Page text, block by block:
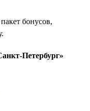
бонусов,
Петербург»